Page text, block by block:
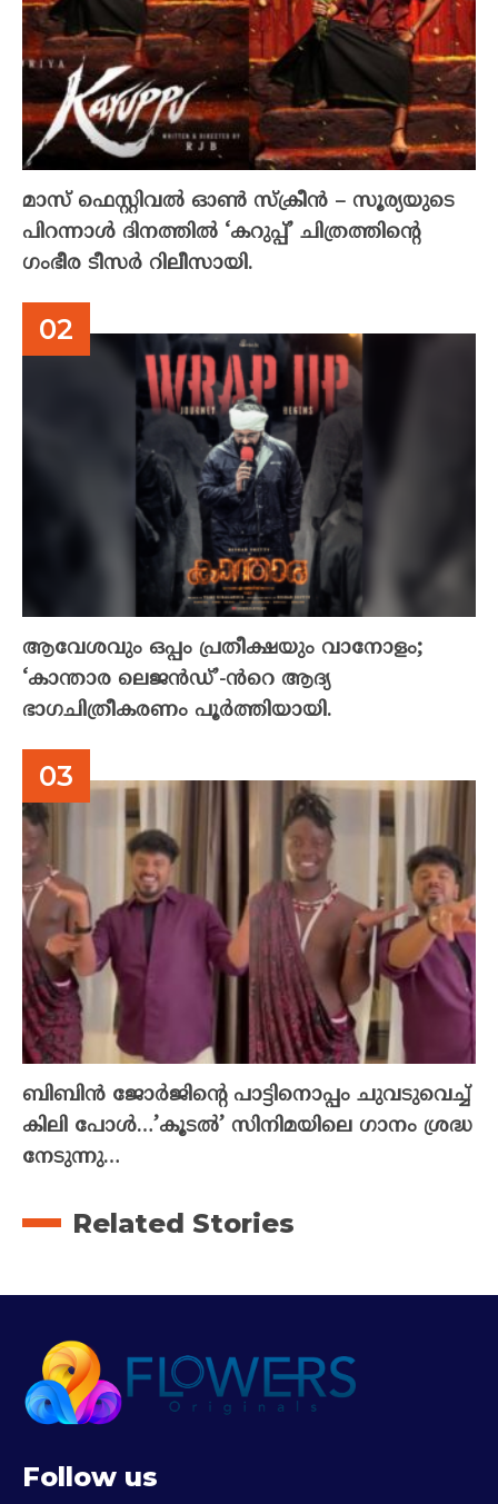
മാസ് ഫെസ്റ്റിവൽ ഓൺ സ്‌ക്രീൻ – സൂര്യയുടെ
പിറന്നാൾ ദിനത്തിൽ ‘കറുപ്പ്’ ചിത്രത്തിന്റെ
ഗംഭീര ടീസർ റിലീസായി.
ആവേശവും ഒപ്പം പ്രതീക്ഷയും വാനോളം;
‘കാന്താര ലെജൻഡ്’-ൻറെ ആദ്യ
ഭാഗചിത്രീകരണം പൂർത്തിയായി.
ബിബിൻ ജോർജിന്റെ പാട്ടിനൊപ്പം ചുവടുവെച്ച്
കിലി പോൾ…’കൂടൽ’ സിനിമയിലെ ഗാനം ശ്രദ്ധ
നേടുന്നു…
Related Stories
Follow us